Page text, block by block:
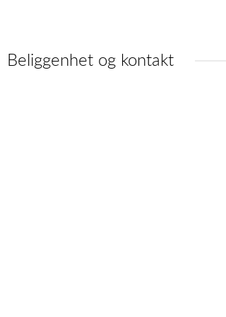
Beliggenhet og kontakt